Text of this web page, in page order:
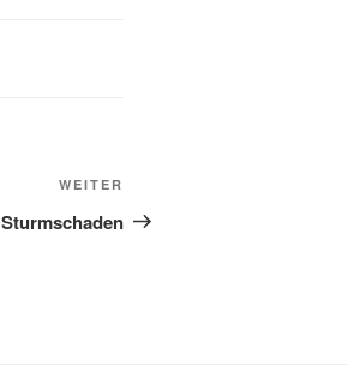
WEITER
Sturmschaden